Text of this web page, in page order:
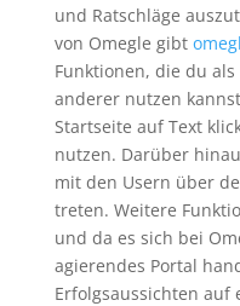
und Ratschläge
von Omegle gibt
Funktionen, die du
anderer nutzen
Startseite auf Text
nutzen. Darüber
mit den Usern über
treten. Weitere
und da es sich bei
agierendes Portal
Erfolgsaussichten auf